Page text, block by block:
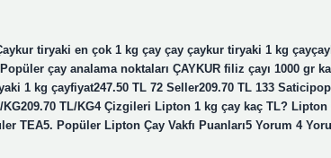
tiryaki en çok 1 kg çay çay çaykur tiryaki 1 kg
Popüler çay analama noktaları ÇAYKUR filiz çayı 1000 gr
1 kg çayfiyat247.50 TL 72 Seller209.70 TL 133
KG209.70 TL/KG4 Çizgileri Lipton 1 kg çay kaç TL?
TEA5. Popüler Lipton Çay Vakfı Puanları5 Yorum 4